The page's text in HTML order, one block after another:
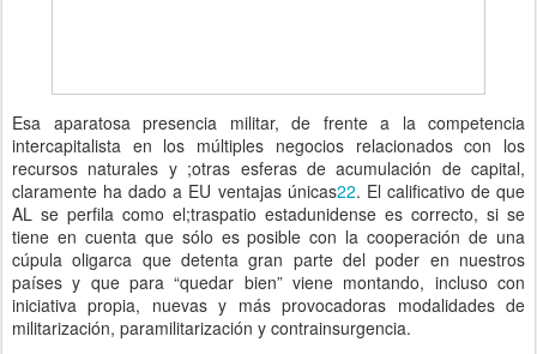
Esa aparatosa presencia militar, de frente a la competencia
intercapitalista en los múltiples negocios relacionados con los
recursos naturales y ;otras esferas de acumulación de capital,
claramente ha dado a EU ventajas únicas22. El calificativo de que
AL se perfila como el;traspatio estadunidense es correcto, si se
tiene en cuenta que sólo es posible con la cooperación de una
cúpula oligarca que detenta gran parte del poder en nuestros
países y que para “quedar bien” viene montando, incluso con
iniciativa propia, nuevas y más provocadoras modalidades de
militarización, paramilitarización y contrainsurgencia.